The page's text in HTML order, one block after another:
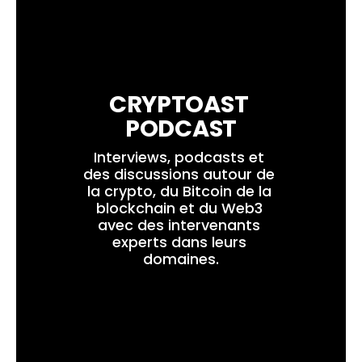
CRYPTOAST
PODCAST
Interviews, podcasts et
des discussions autour de
la crypto, du Bitcoin de la
blockchain et du Web3
avec des intervenants
experts dans leurs
domaines.